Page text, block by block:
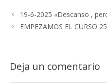
19-6-2025 «Descanso ,
EMPEZAMOS EL CURSO
Deja un comentario